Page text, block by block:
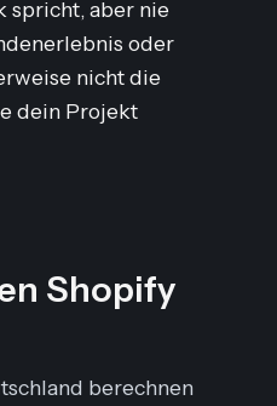
spricht, aber nie
oder
nicht die
dein Projekt
Shopify
berechnen